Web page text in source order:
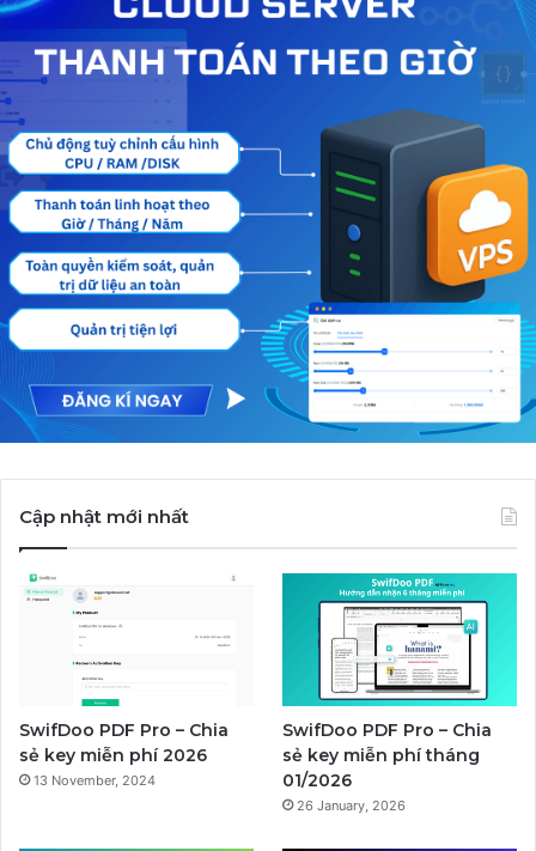
Cập nhật mới nhất
SwifDoo PDF Pro – Chia
sẻ key miễn phí 2026
13 November, 2024
SwifDoo PDF Pro – Chia
sẻ key miễn phí tháng
01/2026
26 January, 2026